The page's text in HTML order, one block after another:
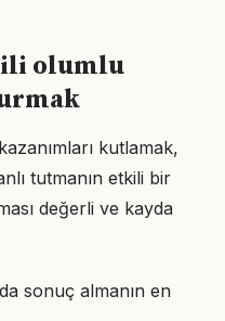
olumlu
kutlamak,
tutmanın etkili bir
değerli ve kayda
sonuç almanın en